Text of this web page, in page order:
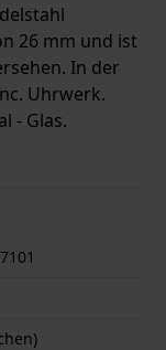
26 mm und ist
In der
Uhrwerk.
- Glas.